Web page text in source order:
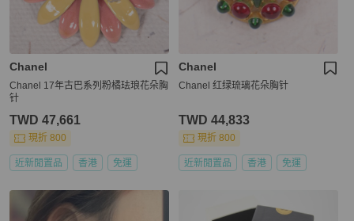
Chanel
Chanel 17年古巴系列粉橘珐琅花朵胸
针
TWD 47,661
現折 800
近新閒置品 香港 免運
Chanel
Chanel 红绿琉璃花朵胸针
TWD 44,833
現折 800
近新閒置品 香港 免運